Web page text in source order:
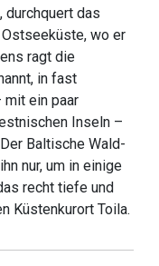
durchquert das
wo er
ragt die
in fast
ein paar
Inseln –
Baltische Wald-
nur, um in einige
recht tiefe und
Küstenkurort Toila.